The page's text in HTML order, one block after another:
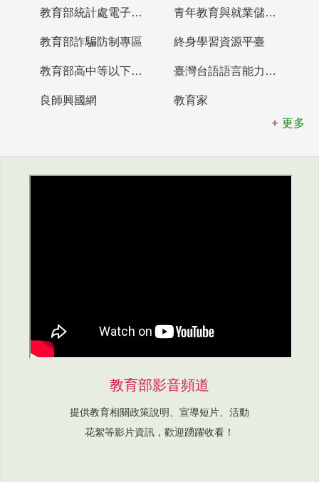
教育部統計處電子書櫃 青年教育與就業儲蓄帳戶
教育部詐騙防制專區 終身學習資源平臺
教育部高中等以下學校及幼兒園教師資格檢定考試 臺灣台語語言能力認證網站
良師興國網
教育家
更多
教育部影音頻道
提供教育相關政策說明、宣導短片、活動
花絮等影片資訊，歡迎踴躍收看！